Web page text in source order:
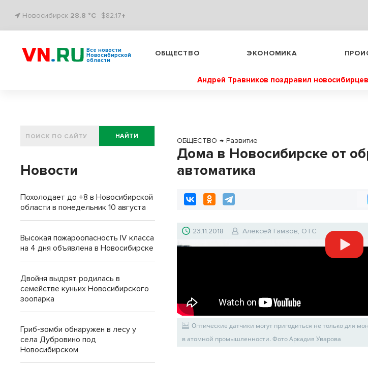
Новосибирск 28.8 °C $82.17↑
Все новости
Новосибирской
области
ОБЩЕСТВО ЭКОНОМИКА
Андрей Травников поздравил
ОБЩЕСТВО → Развитие
Дома в Новосибирске от
автоматика
23.11.2018 Алексей Гамзов, ОТС
Оптические датчики могут пригодиться не только для
в атомной промышленности. Фото Аркадия Уварова
НАЙТИ
Новости
Похолодает до +8 в Новосибирской
области в понедельник 10 августа
Высокая пожароопасность IV класса
на 4 дня объявлена в Новосибирске
Двойня выдрят родилась в
семействе куньих Новосибирского
зоопарка
Гриб-зомби обнаружен в лесу у
села Дубровино под
Новосибирском